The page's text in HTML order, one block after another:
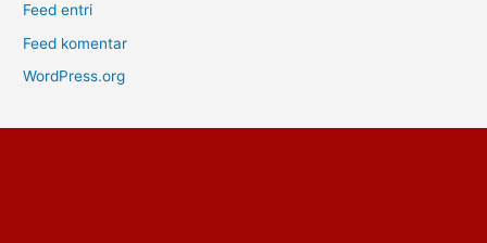
Feed entri
Feed komentar
WordPress.org